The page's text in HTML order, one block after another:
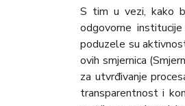
S tim u vezi, kako
odgovorne
poduzele su
ovih smjernica
za utvrđivanje
transparentnost i